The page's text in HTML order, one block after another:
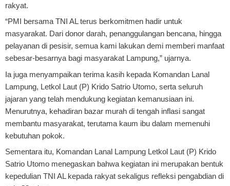
rakyat.
“PMI bersama TNI AL terus berkomitmen hadir untuk
masyarakat. Dari donor darah, penanggulangan bencana, hingga
pelayanan di pesisir, semua kami lakukan demi memberi manfaat
sebesar-besarnya bagi masyarakat Lampung,” ujarnya.
Ia juga menyampaikan terima kasih kepada Komandan Lanal
Lampung, Letkol Laut (P) Krido Satrio Utomo, serta seluruh
jajaran yang telah mendukung kegiatan kemanusiaan ini.
Menurutnya, kehadiran bazar murah di tengah inflasi sangat
membantu masyarakat, terutama kaum ibu dalam memenuhi
kebutuhan pokok.
Sementara itu, Komandan Lanal Lampung Letkol Laut (P) Krido
Satrio Utomo menegaskan bahwa kegiatan ini merupakan bentuk
kepedulian TNI AL kepada rakyat sekaligus refleksi pengabdian di